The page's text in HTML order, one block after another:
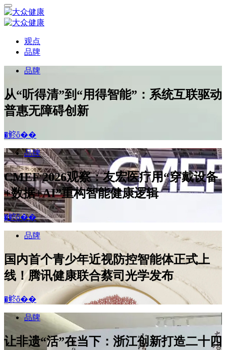
观点
品牌
品牌
从“听得清”到“用得智能”：系统互联驱动
普惠无障碍创新
�鿴ȫ��
品牌
CMEF 2026观察：友宏医疗用“穿戴设备
+数据+AI”重构智能健康逻辑
�鿴ȫ��
品牌
国内首个青少年近视防控智能体正式上
线！腾讯健康联合蔡司光学发布
�鿴ȫ��
品牌
让非遗“活”在当下：浙江创新打造二十四